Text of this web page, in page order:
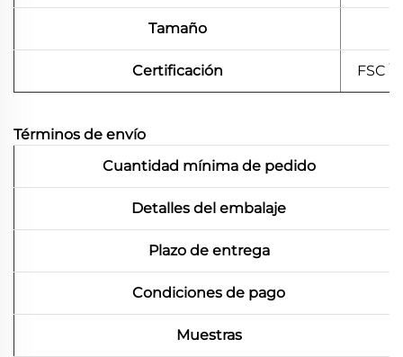
Tamaño
Certificación FSC \
Términos de envío
Cuantidad mínima de pedido
Detalles del embalaje
Plazo de entrega
Condiciones de pago
Muestras